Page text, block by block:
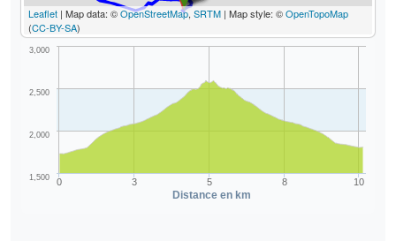
Leaflet | Map data: ©OpenStreetMap, SRTM | Map style: ©OpenTopoMap
(CC-BY-SA)
Distance en km
0 3 5 8 10
1,500
2,000
2,500
3,000